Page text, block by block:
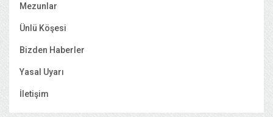
Mezunlar
Ünlü Köşesi
Bizden Haberler
Yasal Uyarı
İletişim